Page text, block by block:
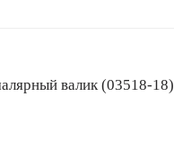
валик (03518-18)